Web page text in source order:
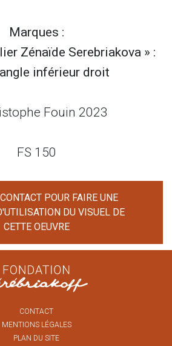
Marques :
Zénaïde Serebriakova » :
inférieur droit
Fouin 2023
FS 150
POUR FAIRE UNE
DU VISUEL DE
CETTE OEUVRE
CONTACT
MENTIONS LÉGALES
PLAN DU SITE